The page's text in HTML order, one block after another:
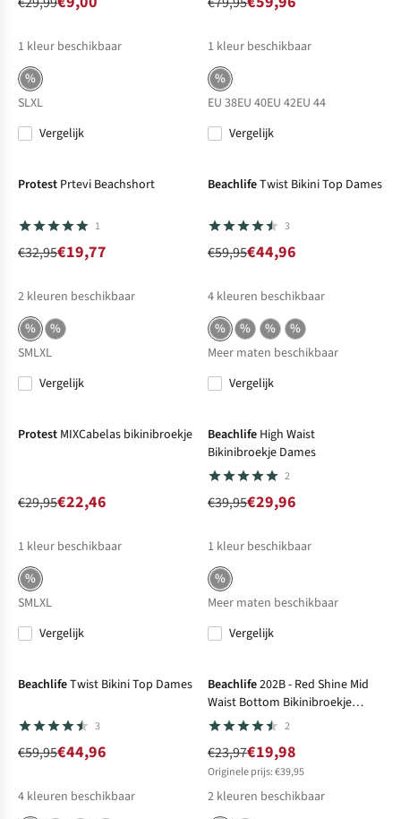
1 kleur beschikbaar
%
SLXL
Vergelijk
1 kleur beschikbaar
%
EU 38EU 40EU 42EU 44
Vergelijk
Protest Prtevi Beachshort
1
€32,95€19,77
2 kleuren beschikbaar
%
%
SMLXL
Vergelijk
BeachlifeTwist Bikini Top Dames
3
€59,95€44,96
4 kleuren beschikbaar
%
% %
%
Meer maten beschikbaar
Vergelijk
Protest MIXCabelas bikinibroekje
€29,95€22,46
1 kleur beschikbaar
%
SMLXL
Vergelijk
Beachlife High Waist
Bikinibroekje Dames
2
€39,95€29,96
1 kleur beschikbaar
%
Meer maten beschikbaar
Vergelijk
BeachlifeTwist Bikini Top Dames
3
€59,95€44,96
4 kleuren beschikbaar
Beachlife202B - Red Shine Mid
Waist Bottom Bikinibroekje
Dames
2
€23,97€19,98
Originele prijs: €39,95
2 kleuren beschikbaar